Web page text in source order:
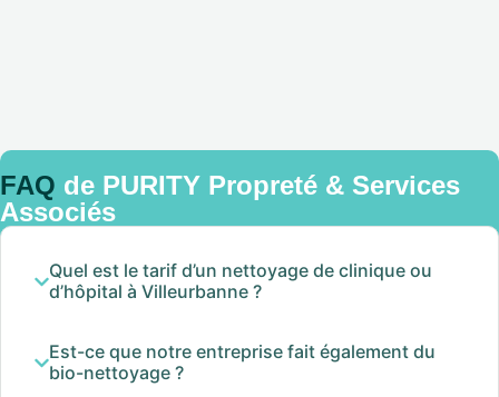
FAQ de PURITY Propreté & Services
Associés
Quel est le tarif d’un nettoyage de clinique ou
d’hôpital à Villeurbanne ?
Est-ce que notre entreprise fait également du
bio-nettoyage ?